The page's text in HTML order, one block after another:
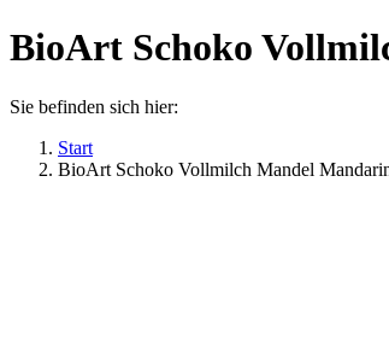
BioArt Schoko
Sie befinden sich hier:
Start
BioArt Schoko Vollmilch Mandel